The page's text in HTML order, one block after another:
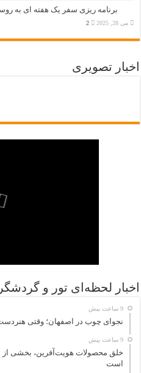
برنامه ریزی سفر یک هفته ای به
می 28, 2025 2
اخبار تصویری
اخبار لحظه‌ای تور و
9 ساعت پیش
نجوای چوب در اصفهان؛ وقتی
9 ساعت پیش
خلق محصولات هویت‌آفرین، بخشی از
است